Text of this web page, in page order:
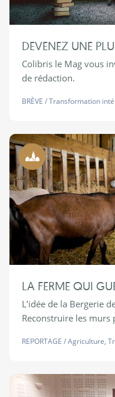
DEVENEZ UNE
Colibris le Mag vous
de rédaction.
BRÈVE /Transformation
Ruralité
LA FERME QUI
L’idée de la Bergerie
Reconstruire les murs
REPORTAGE /Agriculture,